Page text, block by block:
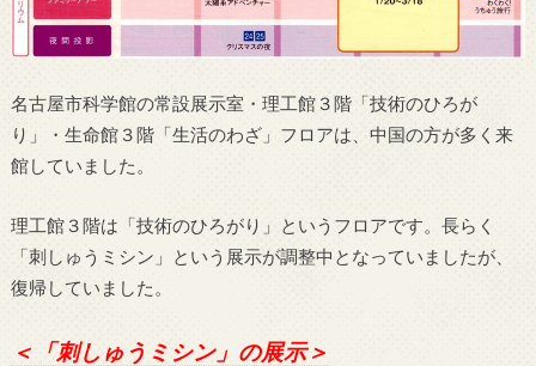
名古屋市科学館の常設展示室・理工館３階「技術のひろが
り」・生命館３階「生活のわざ」フロアは、中国の方が多く来
館していました。
理工館３階は「技術のひろがり」というフロアです。長らく
「刺しゅうミシン」という展示が調整中となっていましたが、
復帰していました。
＜「刺しゅうミシン」の展示＞